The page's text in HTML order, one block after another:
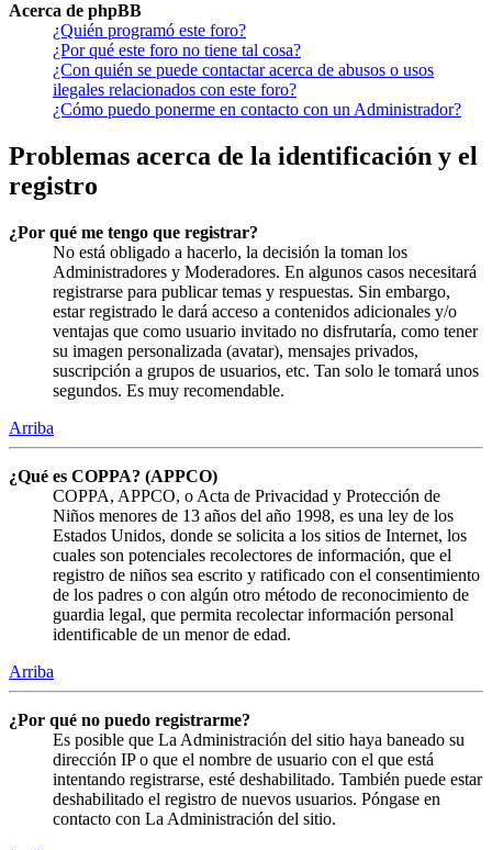
Acerca de phpBB
¿Quién programó este foro?
¿Por qué este foro no tiene tal cosa?
¿Con quién se puede contactar acerca de abusos o usos
ilegales relacionados con este foro?
¿Cómo puedo ponerme en contacto con un Administrador?
Problemas acerca de la identificación y el
registro
¿Por qué me tengo que registrar?
No está obligado a hacerlo, la decisión la toman los
Administradores y Moderadores. En algunos casos necesitará
registrarse para publicar temas y respuestas. Sin embargo,
estar registrado le dará acceso a contenidos adicionales y/o
ventajas que como usuario invitado no disfrutaría, como tener
su imagen personalizada (avatar), mensajes privados,
suscripción a grupos de usuarios, etc. Tan solo le tomará unos
segundos. Es muy recomendable.
Arriba
¿Qué es COPPA? (APPCO)
COPPA, APPCO, o Acta de Privacidad y Protección de
Niños menores de 13 años del año 1998, es una ley de los
Estados Unidos, donde se solicita a los sitios de Internet, los
cuales son potenciales recolectores de información, que el
registro de niños sea escrito y ratificado con el consentimiento
de los padres o con algún otro método de reconocimiento de
guardia legal, que permita recolectar información personal
identificable de un menor de edad.
Arriba
¿Por qué no puedo registrarme?
Es posible que La Administración del sitio haya baneado su
dirección IP o que el nombre de usuario con el que está
intentando registrarse, esté deshabilitado. También puede estar
deshabilitado el registro de nuevos usuarios. Póngase en
contacto con La Administración del sitio.